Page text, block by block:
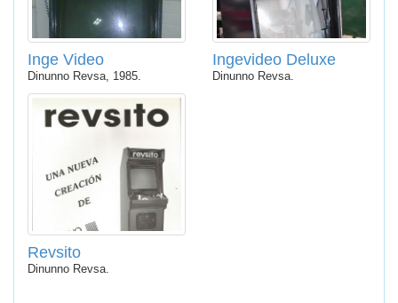
Inge Video
Dinunno Revsa, 1985.
Ingevideo Deluxe
Dinunno Revsa.
Revsito
Dinunno Revsa.